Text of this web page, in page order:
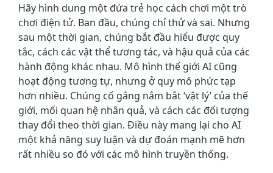
Hãy hình dung một đứa trẻ học cách chơi một trò
chơi điện tử. Ban đầu, chúng chỉ thử và sai. Nhưng
sau một thời gian, chúng bắt đầu hiểu được quy
tắc, cách các vật thể tương tác, và hậu quả của các
hành động khác nhau. Mô hình thế giới AI cũng
hoạt động tương tự, nhưng ở quy mô phức tạp
hơn nhiều. Chúng cố gắng nắm bắt ‘vật lý’ của thế
giới, mối quan hệ nhân quả, và cách các đối tượng
thay đổi theo thời gian. Điều này mang lại cho AI
một khả năng suy luận và dự đoán mạnh mẽ hơn
rất nhiều so đó với các mô hình truyền thống.